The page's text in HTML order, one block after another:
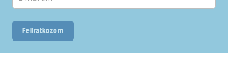
Feliratkozom